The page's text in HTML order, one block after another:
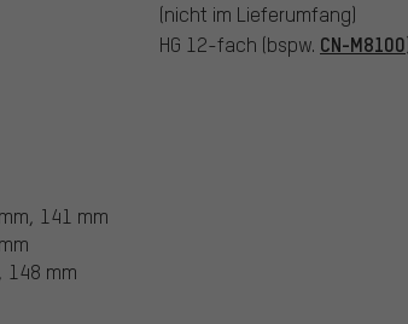
(nicht im Lieferumfang)
HG 12-fach (bspw. CN-M8100)
141 mm
mm